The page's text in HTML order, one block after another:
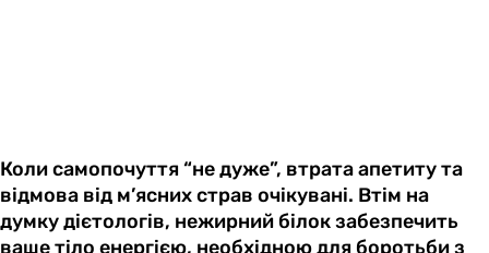
Коли самопочуття “не дуже”, втрата апетиту та
відмова від м’ясних страв очікувані. Втім на
думку дієтологів, нежирний білок забезпечить
ваше тіло енергією, необхідною для боротьби з